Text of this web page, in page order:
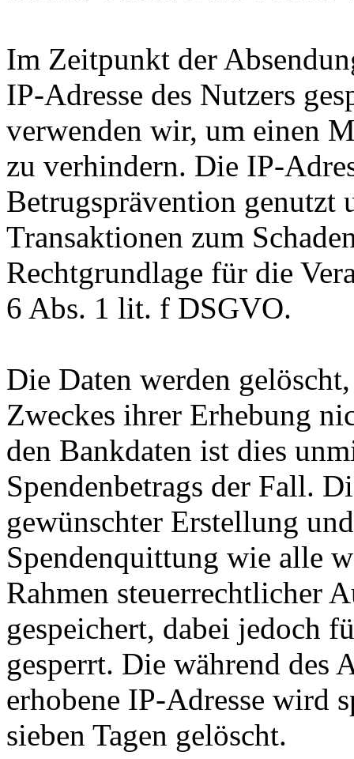
Im Zeitpunkt der
IP-Adresse des Nutzers
verwenden wir, um einen
zu verhindern. Die IP-
Betrugsprävention genutzt
Transaktionen zum
Rechtgrundlage für die
6 Abs. 1 lit. f DSGVO.
Die Daten werden
Zweckes ihrer Erhebung
den Bankdaten ist dies
Spendenbetrags der Fall.
gewünschter Erstellung
Spendenquittung wie alle
Rahmen steuerrechtlicher
gespeichert, dabei jedoch
gesperrt. Die während des
erhobene IP-Adresse wird
sieben Tagen gelöscht.